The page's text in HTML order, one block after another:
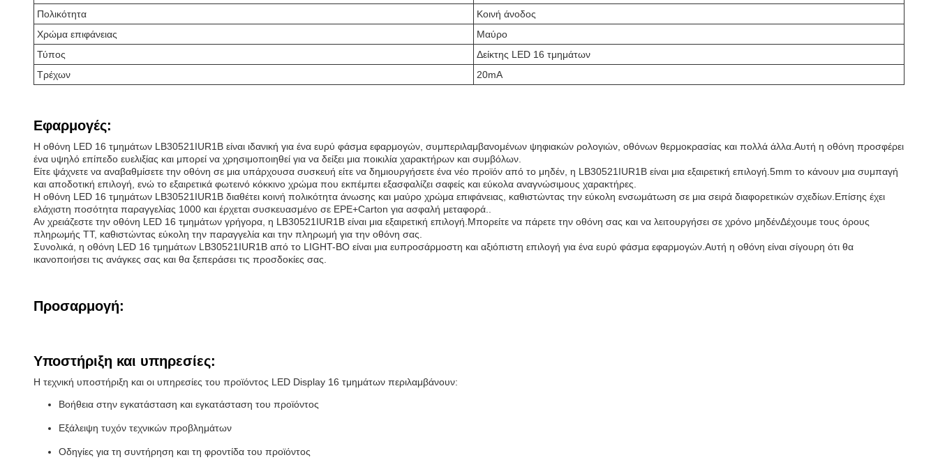
Πολικότητα
Κοινή άνοδος
Χρώμα επιφάνειας
Μαύρο
Τύπος
Δείκτης LED 16 τμημάτων
Τρέχων
20mA
Εφαρμογές:
Η οθόνη LED 16 τμημάτων LB30521IUR1B είναι ιδανική για ένα ευρύ φάσμα εφαρμογών, συμπεριλαμβανομένων ψηφιακών ρολογιών, οθόνων θερμοκρασίας και πολλά άλλα.Αυτή η οθόνη προσφέρει
ένα υψηλό επίπεδο ευελιξίας και μπορεί να χρησιμοποιηθεί για να δείξει μια ποικιλία χαρακτήρων και συμβόλων.
Είτε ψάχνετε να αναβαθμίσετε την οθόνη σε μια υπάρχουσα συσκευή είτε να δημιουργήσετε ένα νέο προϊόν από το μηδέν, η LB30521IUR1B είναι μια εξαιρετική επιλογή.5mm το κάνουν μια συμπαγή
και αποδοτική επιλογή, ενώ το εξαιρετικά φωτεινό κόκκινο χρώμα που εκπέμπει εξασφαλίζει σαφείς και εύκολα αναγνώσιμους χαρακτήρες.
Η οθόνη LED 16 τμημάτων LB30521IUR1B διαθέτει κοινή πολικότητα άνωσης και μαύρο χρώμα επιφάνειας, καθιστώντας την εύκολη ενσωμάτωση σε μια σειρά διαφορετικών σχεδίων.Επίσης έχει
ελάχιστη ποσότητα παραγγελίας 1000 και έρχεται συσκευασμένο σε EPE+Carton για ασφαλή μεταφορά..
Αν χρειάζεστε την οθόνη LED 16 τμημάτων γρήγορα, η LB30521IUR1B είναι μια εξαιρετική επιλογή.Μπορείτε να πάρετε την οθόνη σας και να λειτουργήσει σε χρόνο μηδένΔέχουμε τους όρους
πληρωμής TT, καθιστώντας εύκολη την παραγγελία και την πληρωμή για την οθόνη σας.
Συνολικά, η οθόνη LED 16 τμημάτων LB30521IUR1B από το LIGHT-BO είναι μια ευπροσάρμοστη και αξιόπιστη επιλογή για ένα ευρύ φάσμα εφαρμογών.Αυτή η οθόνη είναι σίγουρη ότι θα
ικανοποιήσει τις ανάγκες σας και θα ξεπεράσει τις προσδοκίες σας.
Προσαρμογή:
Υποστήριξη και υπηρεσίες:
Η τεχνική υποστήριξη και οι υπηρεσίες του προϊόντος LED Display 16 τμημάτων περιλαμβάνουν:
Βοήθεια στην εγκατάσταση και εγκατάσταση του προϊόντος
Εξάλειψη τυχόν τεχνικών προβλημάτων
Οδηγίες για τη συντήρηση και τη φροντίδα του προϊόντος